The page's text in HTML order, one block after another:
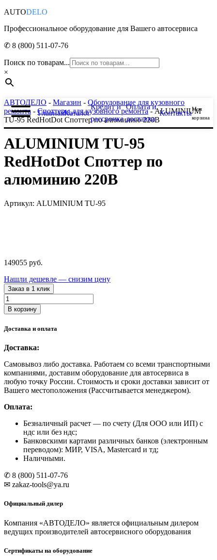
AUTODELO
Профессиональное оборудование для Вашего автосервиса
✆ 8 (800) 511-07-76
Поиск по товарам...
×
ГлавнаяКаталог
Кредит и
рассрочка
Оплата и
доставка
КонтактыМоя
корзина
АВТОДЕЛО - Магазин - Оборудование для кузовного
ремонта - Споттеры для кузовного ремонта- ALUMINIUM
TU-95 RedHotDot Споттер по алюминию 220B
ALUMINIUM TU-95
RedHotDot Споттер по
алюминию 220B
Артикул: ALUMINIUM TU-95
149055 руб.
Нашли дешевле — снизим цену
Заказ в 1 клик
Количество
товара
ALUMINIUM
95
Споттер
алюминию
220B
В корзину
Доставка и оплата
Доставка:
Самовывоз либо доставка. Работаем со всеми транспортными
компаниями, доставим оборудование для автосервиса в
любую точку России. Стоимость и сроки доставки зависит от
Вашего местоположения (Рассчитывается менеджером).
Оплата:
Безналичный расчет — по счету (Для ООО или ИП) с
ндс или без ндс;
Банковскими картами различных банков (электронным
переводом): МИР, VISA, Mastercard и тд;
Наличными.
✆ 8 (800) 511-07-76
✉ zakaz-tools@ya.ru
Официальный дилер
Компания «АВТОДЕЛО» является официальным дилером
ведущих производителей автосервисного оборудования
Сертификаты на оборудование